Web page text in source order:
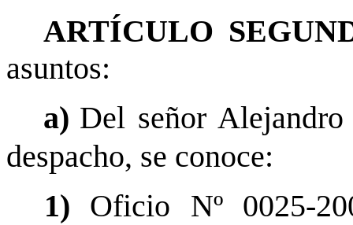
ARTÍCULO
asuntos:
a) Del señor
despacho, se conoce:
1) Oficio Nº 0025-